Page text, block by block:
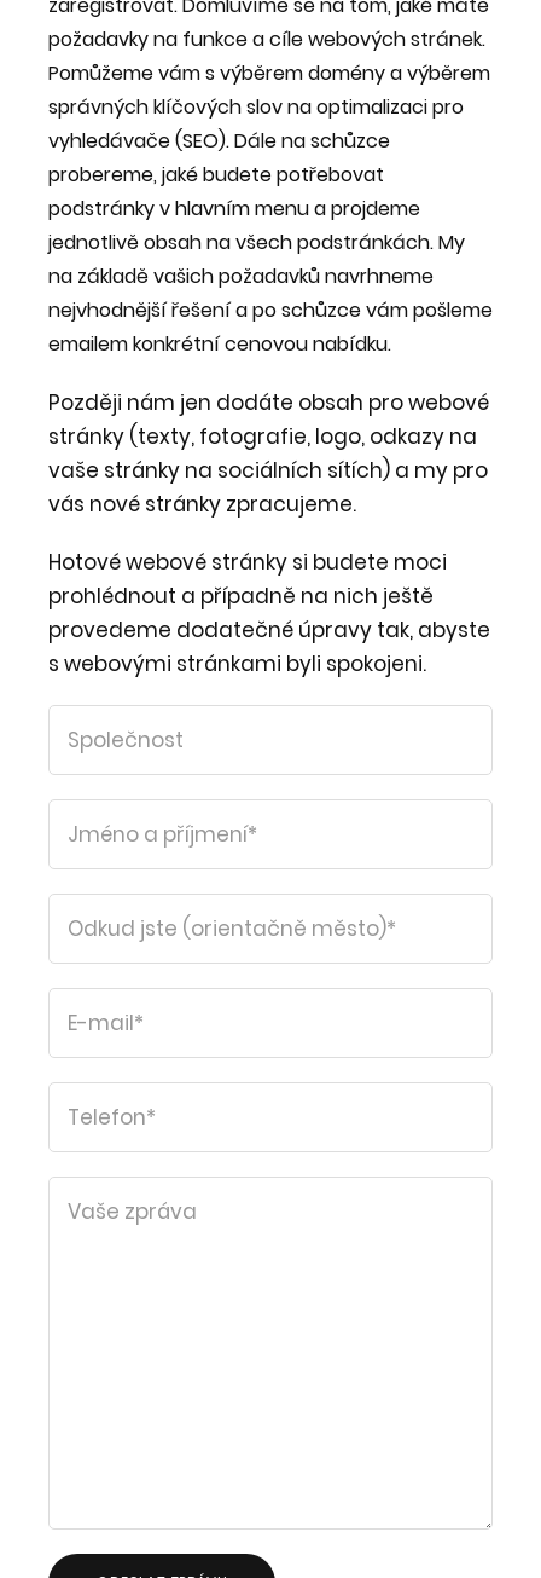
zaregistrovat. Domluvíme se na tom, jaké máte
požadavky na funkce a cíle webových stránek.
Pomůžeme vám s výběrem domény a výběrem
správných klíčových slov na optimalizaci pro
vyhledávače (SEO). Dále na schůzce
probereme, jaké budete potřebovat
podstránky v hlavním menu a projdeme
jednotlivě obsah na všech podstránkách. My
na základě vašich požadavků navrhneme
nejvhodnější řešení a po schůzce vám pošleme
emailem konkrétní cenovou nabídku.
Později nám jen dodáte obsah pro webové
stránky (texty, fotografie, logo, odkazy na
vaše stránky na sociálních sítích) a my pro
vás nové stránky zpracujeme.
Hotové webové stránky si budete moci
prohlédnout a případně na nich ještě
provedeme dodatečné úpravy tak, abyste
s webovými stránkami byli spokojeni.